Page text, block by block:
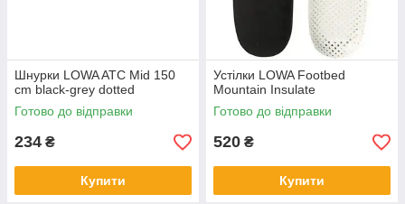
Шнурки LOWA ATC Mid 150
cm black-grey dotted
Готово до відправки
234 ₴
Купити
Устілки LOWA Footbed
Mountain Insulate
Готово до відправки
520 ₴
Купити